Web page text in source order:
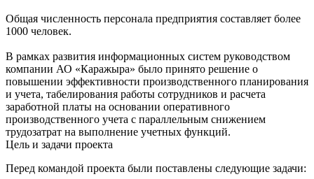
Общая численность персонала предприятия составляет более
1000 человек.
В рамках развития информационных систем руководством
компании АО «Каражыра» было принято решение о
повышении эффективности производственного планирования
и учета, табелирования работы сотрудников и расчета
заработной платы на основании оперативного
производственного учета с параллельным снижением
трудозатрат на выполнение учетных функций.
Цель и задачи проекта
Перед командой проекта были поставлены следующие задачи: